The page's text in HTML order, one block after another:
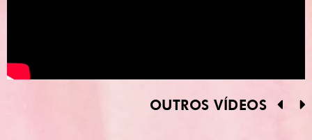
OUTROS VÍDEOS